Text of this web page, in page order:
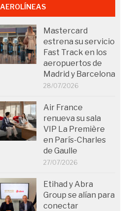
AEROLÍNEAS
Mastercard
estrena su servicio
Fast Track en los
aeropuertos de
Madrid y Barcelona
28/07/2026
Air France
renueva su sala
VIP La Première
en París-Charles
de Gaulle
27/07/2026
Etihad y Abra
Group se alían para
conectar